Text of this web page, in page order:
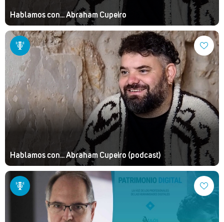
Hablamos con... Abraham Cupeiro
Hablamos con... Abraham Cupeiro (podcast)